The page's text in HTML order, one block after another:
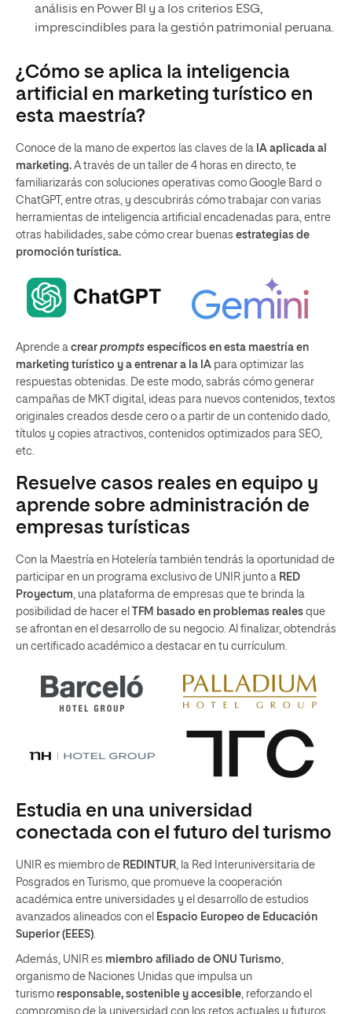
análisis en Power BI y a los criterios ESG,
imprescindibles para la gestión patrimonial peruana.
¿Cómo se aplica la inteligencia
artificial en marketing turístico en
esta maestría?
Conoce de la mano de expertos las claves de la IA aplicada al
marketing. A través de un taller de 4 horas en directo, te
familiarizarás con soluciones operativas como Google Bard o
ChatGPT, entre otras, y descubrirás cómo trabajar con varias
herramientas de inteligencia artificial encadenadas para, entre
otras habilidades, sabe cómo crear buenas estrategias de
promoción turística.
Aprende a crear prompts específicos en esta maestría en
marketing turístico y a entrenar a la IA para optimizar las
respuestas obtenidas. De este modo, sabrás cómo generar
campañas de MKT digital, ideas para nuevos contenidos, textos
originales creados desde cero o a partir de un contenido dado,
títulos y copies atractivos, contenidos optimizados para SEO,
etc.
Resuelve casos reales en equipo y
aprende sobre administración de
empresas turísticas
Con la Maestría en Hotelería también tendrás la oportunidad de
participar en un programa exclusivo de UNIR junto a RED
Proyectum, una plataforma de empresas que te brinda la
posibilidad de hacer el
TFM basado en problemas reales que
se afrontan en el desarrollo de su negocio. Al finalizar, obtendrás
un certificado académico a destacar en tu currículum.
Estudia en una universidad
conectada con el futuro del turismo
UNIR es miembro de REDINTUR, la Red Interuniversitaria de
Posgrados en Turismo, que promueve la cooperación
académica entre universidades y el desarrollo de estudios
avanzados alineados con el Espacio Europeo de Educación
Superior (EEES).
Además, UNIR es miembro afiliado de ONU Turismo,
organismo de Naciones Unidas que impulsa un
turismo responsable, sostenible y accesible, reforzando el
compromiso de la universidad con los retos actuales y futuros